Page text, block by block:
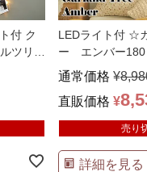
ツリー
LEDライト付 ☆
ー エンバー180
ョン インテリ
通常価格 ¥
直販価格 ¥
売り
詳細を見る